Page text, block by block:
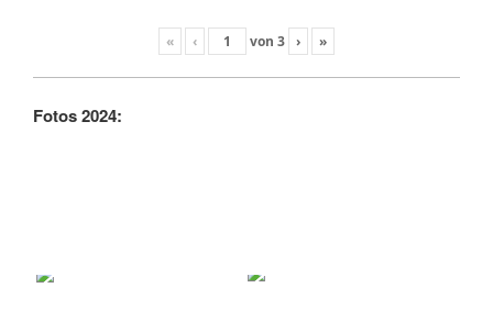
« ‹ von 3 › »
Fotos 2024: